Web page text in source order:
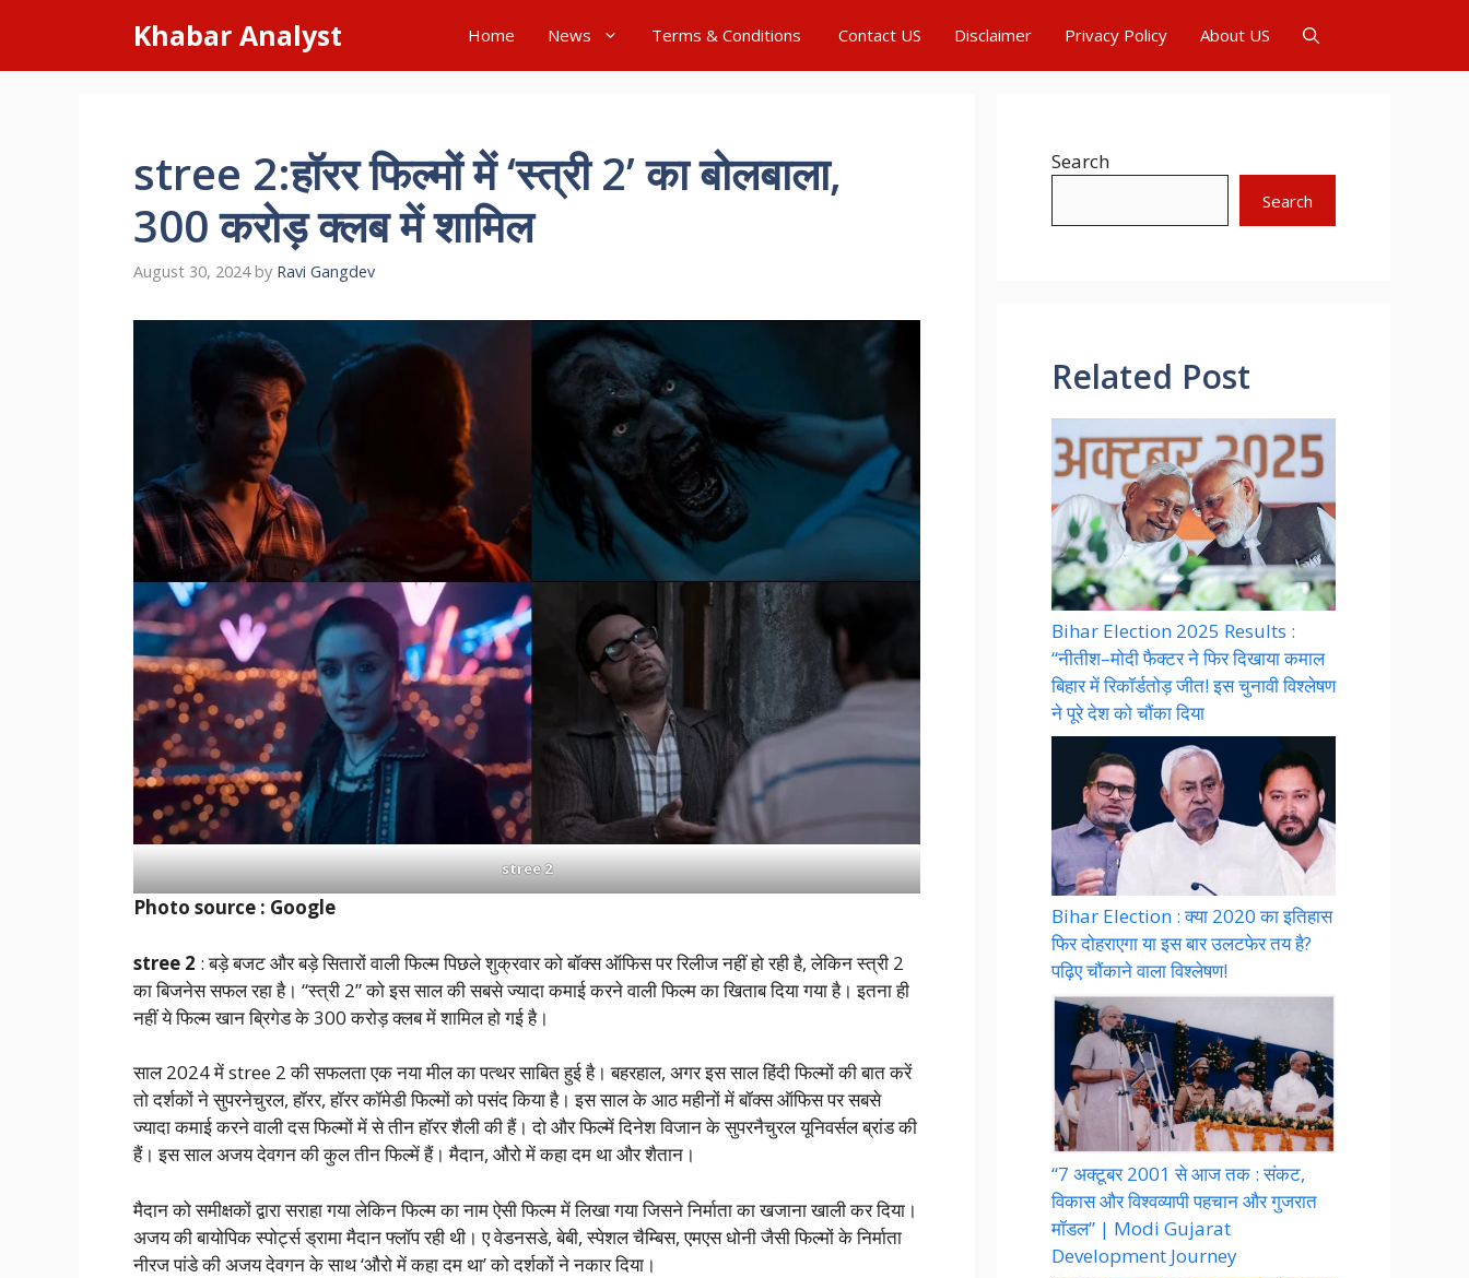
content
Khabar Analyst Home News Terms & Conditions Contact US Disclaimer Privacy Policy About US
stree 2:हॉरर फिल्मों में ‘स्त्री 2’ का बोलबाला,
300 करोड़ क्लब में शामिल
August 30, 2024 by Ravi Gangdev
stree 2
Photo source : Google
stree 2 : बड़े बजट और बड़े सितारों वाली फिल्म पिछले शुक्रवार को बॉक्स ऑफिस पर रिलीज नहीं हो रही है, लेकिन स्त्री 2
का बिजनेस सफल रहा है। “स्त्री 2” को इस साल की सबसे ज्यादा कमाई करने वाली फिल्म का खिताब दिया गया है। इतना ही
नहीं ये फिल्म खान ब्रिगेड के 300 करोड़ क्लब में शामिल हो गई है।
साल 2024 में stree 2 की सफलता एक नया मील का पत्थर साबित हुई है। बहरहाल, अगर इस साल हिंदी फिल्मों की बात करें
तो दर्शकों ने सुपरनेचुरल, हॉरर, हॉरर कॉमेडी फिल्मों को पसंद किया है। इस साल के आठ महीनों में बॉक्स ऑफिस पर सबसे
ज्यादा कमाई करने वाली दस फिल्मों में से तीन हॉरर शैली की हैं। दो और फिल्में दिनेश विजान के सुपरनैचुरल यूनिवर्सल ब्रांड की
हैं। इस साल अजय देवगन की कुल तीन फिल्में हैं। मैदान, औरो में कहा दम था और शैतान।
मैदान को समीक्षकों द्वारा सराहा गया लेकिन फिल्म का नाम ऐसी फिल्म में लिखा गया जिसने निर्माता का खजाना खाली कर दिया।
अजय की बायोपिक स्पोर्ट्स ड्रामा मैदान फ्लॉप रही थी। ए वेडनसडे, बेबी, स्पेशल चैम्बिस, एमएस धोनी जैसी फिल्मों के निर्माता
नीरज पांडे की अजय देवगन के साथ ‘औरो में कहा दम था’ को दर्शकों ने नकार दिया।
Search
Search
Related Post
Bihar Election 2025 Results :
“नीतीश–मोदी फैक्टर ने फिर दिखाया कमाल
बिहार में रिकॉर्डतोड़ जीत! इस चुनावी विश्लेषण
ने पूरे देश को चौंका दिया
Bihar Election : क्या 2020 का इतिहास
फिर दोहराएगा या इस बार उलटफेर तय है?
पढ़िए चौंकाने वाला विश्लेषण!
“7 अक्टूबर 2001 से आज तक : संकट,
विकास और विश्वव्यापी पहचान और गुजरात
मॉडल” | Modi Gujarat
Development Journey